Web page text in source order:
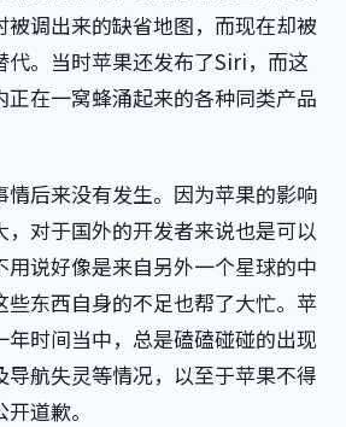
被调出来的缺省地图，而现在却被
代。当时苹果还发布了Siri，而这
正在一窝蜂涌起来的各种同类产品
情后来没有发生。因为苹果的影响
，对于国外的开发者来说也是可以
说好像是来自另外一个星球的中
些东西自身的不足也帮了大忙。苹
年时间当中，总是磕磕碰碰的出现
航失灵等情况，以至于苹果不得
道歉。